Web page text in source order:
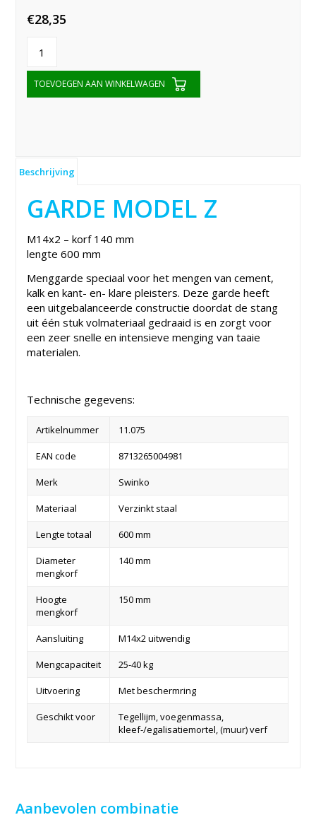
€28,35
TOEVOEGEN AAN WINKELWAGEN
Beschrijving
GARDE MODEL Z
M14x2 – korf 140 mm
lengte 600 mm
Menggarde speciaal voor het mengen van cement,
kalk en kant- en- klare pleisters. Deze garde heeft
een uitgebalanceerde constructie doordat de stang
uit één stuk volmateriaal gedraaid is en zorgt voor
een zeer snelle en intensieve menging van taaie
materialen.
Technische gegevens:
Artikelnummer 11.075
EAN code 8713265004981
Merk Swinko
Materiaal Verzinkt staal
Lengte totaal 600 mm
Diameter
mengkorf
140 mm
Hoogte
mengkorf
150 mm
Aansluiting M14x2 uitwendig
Mengcapaciteit 25-40 kg
Uitvoering Met beschermring
Geschikt voor
Tegellijm, voegenmassa,
kleef-/egalisatiemortel, (muur) verf
Aanbevolen combinatie